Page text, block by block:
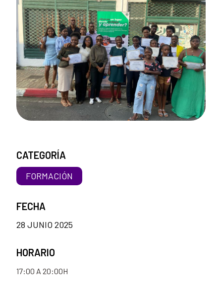
CATEGORÍA
FORMACIÓN
FECHA
28 JUNIO 2025
HORARIO
17:00 A 20:00H